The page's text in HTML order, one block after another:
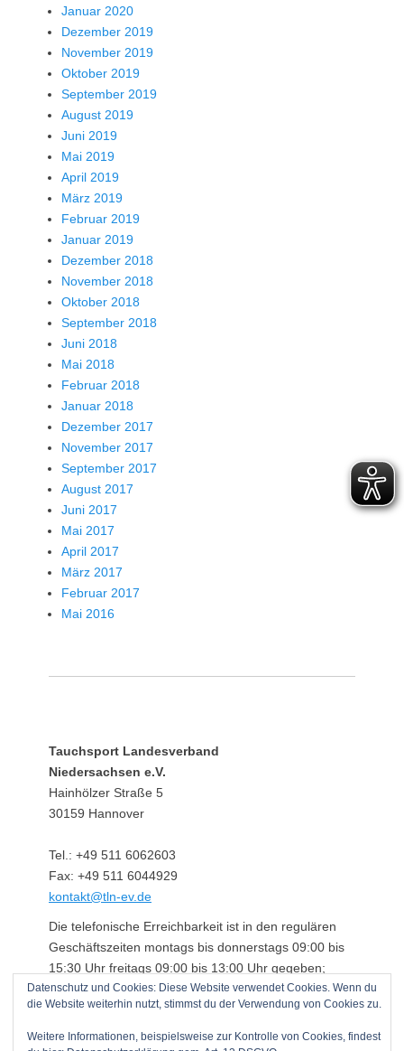
Januar 2020
Dezember 2019
November 2019
Oktober 2019
September 2019
August 2019
Juni 2019
Mai 2019
April 2019
März 2019
Februar 2019
Januar 2019
Dezember 2018
November 2018
Oktober 2018
September 2018
Juni 2018
Mai 2018
Februar 2018
Januar 2018
Dezember 2017
November 2017
September 2017
August 2017
Juni 2017
Mai 2017
April 2017
März 2017
Februar 2017
Mai 2016
Tauchsport Landesverband
Niedersachsen e.V.
Hainhölzer Straße 5
30159 Hannover
Tel.: +49 511 6062603
Fax: +49 511 6044929
kontakt@tln-ev.de
Die telefonische Erreichbarkeit ist in den regulären
Geschäftszeiten montags bis donnerstags 09:00 bis
15:30 Uhr freitags 09:00 bis 13:00 Uhr gegeben;
darüber hinaus über einen angeschlossenen
Anrufbeantworter.
Datenschutz und Cookies: Diese Website verwendet Cookies. Wenn du
die Website weiterhin nutzt, stimmst du der Verwendung von Cookies zu.
Weitere Informationen, beispielsweise zur Kontrolle von Cookies, findest